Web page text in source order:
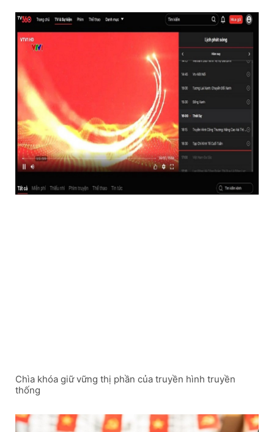
Chìa khóa giữ vững thị phần của truyền hình truyền
thống